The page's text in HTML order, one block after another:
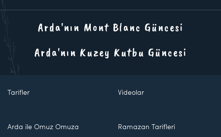
Arda'nın Mont Blanc Güncesi
Arda'nın Kuzey Kutbu Güncesi
Tarifler Videolar
Arda ile Omuz Omuza Ramazan Tarifleri